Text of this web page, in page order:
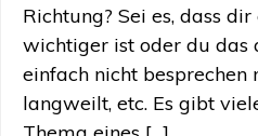
Richtung? Sei es, dass
wichtiger ist oder du das
einfach nicht besprechen
langweilt, etc. Es gibt